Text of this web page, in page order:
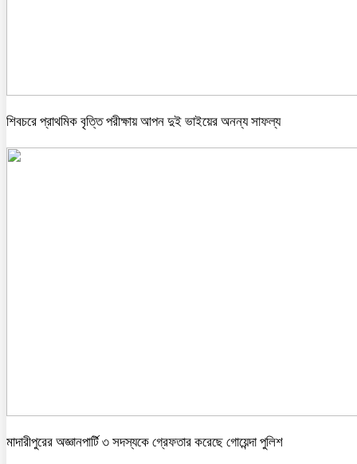
শিবচরে প্রাথমিক বৃত্তি পরীক্ষায় আপন দুই ভাইয়ের অনন্য সাফল্য
মাদারীপুরের অজ্ঞানপার্টি ৩ সদস্যকে গ্রেফতার করেছে গোয়েন্দা পুলিশ